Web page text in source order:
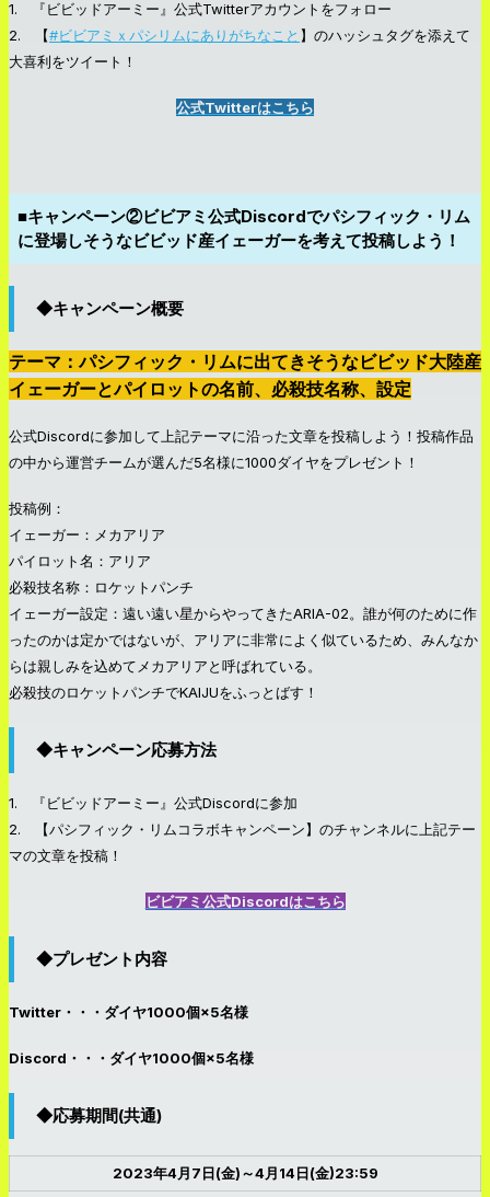
1. 『ビビッドアーミー』公式Twitterアカウントをフォロー
2.
【#ビビアミｘパシリムにありがちなこと 】のハッシュタグを添えて
大喜利をツイート！
公式Twitterはこちら
■キャンペーン②ビビアミ公式Discordでパシフィック・リム
に登場しそうなビビッド産イェーガーを考えて投稿しよう！
◆キャンペーン概要
テーマ：パシフィック・リムに出てきそうなビビッド大陸産
イェーガーとパイロットの名前、必殺技名称、設定
公式Discordに参加して上記テーマに沿った文章を投稿しよう！投稿作品
の中から運営チームが選んだ5名様に1000ダイヤをプレゼント！
投稿例：
イェーガー：メカアリア
パイロット名：アリア
必殺技名称：ロケットパンチ
イェーガー設定：遠い遠い星からやってきたARIA-02。誰が何のために作
ったのかは定かではないが、アリアに非常によく似ているため、みんなか
らは親しみを込めてメカアリアと呼ばれている。
必殺技のロケットパンチでKAIJUをふっとばす！
◆キャンペーン応募方法
1. 『ビビッドアーミー』公式Discordに参加
2.
【パシフィック・リムコラボキャンペーン】のチャンネルに上記テー
マの文章を投稿！
ビビアミ公式Discordはこちら
◆プレゼント内容
Twitter・・・ダイヤ1000個×5名様
Discord・・・ダイヤ1000個×5名様
◆応募期間(共通)
2023年4月7日(金)～4月14日(金)23:59